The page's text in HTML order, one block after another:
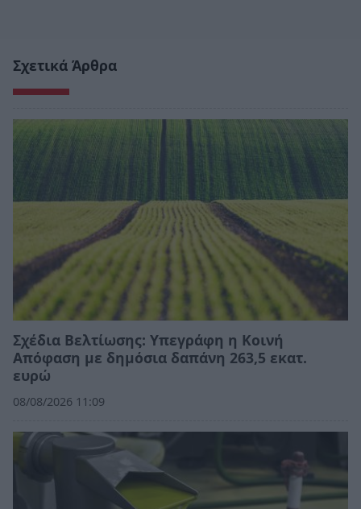
Σχετικά Άρθρα
Σχέδια Βελτίωσης: Υπεγράφη η Κοινή
Απόφαση με δημόσια δαπάνη 263,5 εκατ.
ευρώ
08/08/2026 11:09